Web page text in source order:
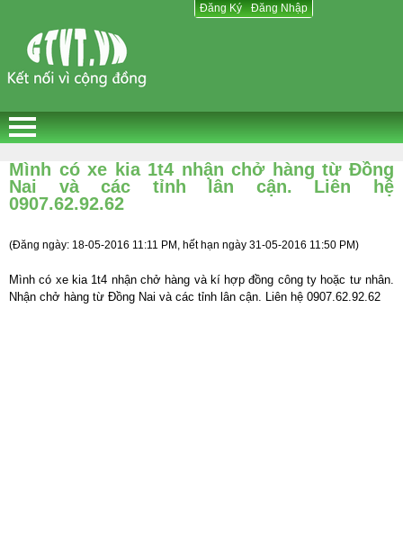
Đăng Ký Đăng Nhập
Đăng Ký Đăng Nhập
Mình có xe kia 1t4 nhận chở hàng từ Đồng
Nai và các tỉnh lân cận. Liên hệ
0907.62.92.62
(Đăng ngày: 18-05-2016 11:11 PM, hết hạn ngày 31-05-2016 11:50 PM)
Mình có xe kia 1t4 nhận chở hàng và kí hợp đồng công ty hoặc tư nhân.
Nhận chở hàng từ Đồng Nai và các tỉnh lân cận. Liên hệ 0907.62.92.62